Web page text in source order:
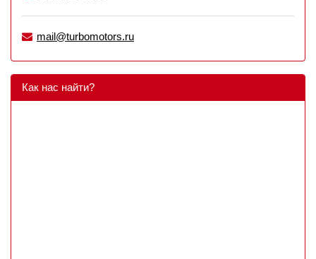
mail@turbomotors.ru
Как нас найти?